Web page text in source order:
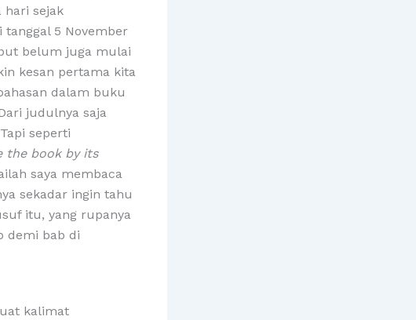
hari sejak
tanggal 5 November
belum juga mulai
kesan pertama kita
dalam buku
judulnya saja
seperti
the book by its
saya membaca
sekadar ingin tahu
itu, yang rupanya
demi bab di
kalimat